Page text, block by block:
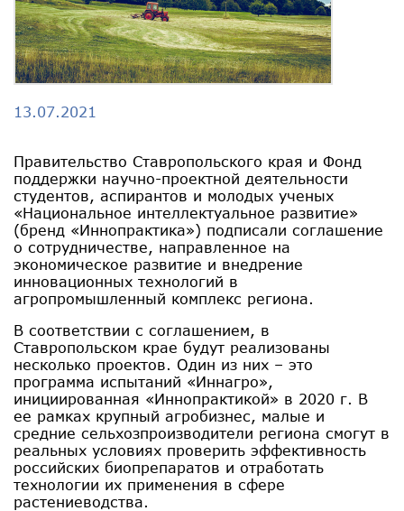
13.07.2021
Правительство Ставропольского края и Фонд
поддержки научно-проектной деятельности
студентов, аспирантов и молодых ученых
«Национальное интеллектуальное развитие»
(бренд «Иннопрактика») подписали соглашение
о сотрудничестве, направленное на
экономическое развитие и внедрение
инновационных технологий в
агропромышленный комплекс региона.
В соответствии с соглашением, в
Ставропольском крае будут реализованы
несколько проектов. Один из них – это
программа испытаний «Иннагро»,
инициированная «Иннопрактикой» в 2020 г. В
ее рамках крупный агробизнес, малые и
средние сельхозпроизводители региона смогут в
реальных условиях проверить эффективность
российских биопрепаратов и отработать
технологии их применения в сфере
растениеводства.